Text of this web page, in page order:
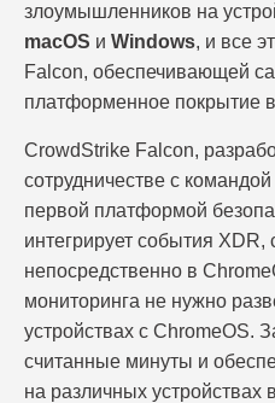
злоумышленников на
macOS и Windows, и все
Falcon, обеспечивающей
платформенное покрытие
CrowdStrike Falcon,
сотрудничестве с
первой платформой
интегрирует события
непосредственно в
мониторинга не нужно
устройствах с ChromeOS.
считанные минуты и
на различных